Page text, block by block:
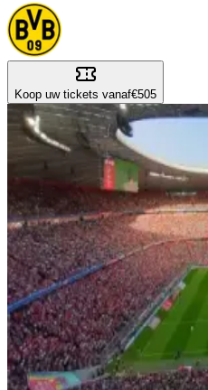
Koop uw tickets vanaf€505